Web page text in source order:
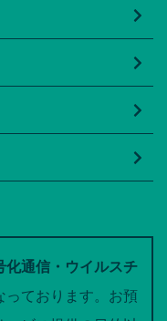
化通信・ウイルスチ
っております。お預